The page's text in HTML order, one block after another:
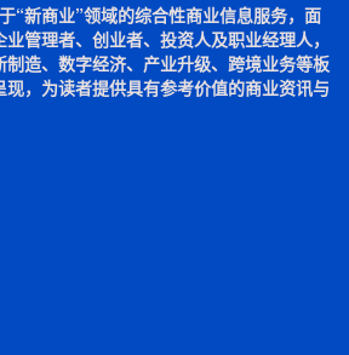
“新商业”领域的综合性商业信息服务，面
管理者、创业者、投资人及职业经理人，
造、数字经济、产业升级、跨境业务等板
，为读者提供具有参考价值的商业资讯与